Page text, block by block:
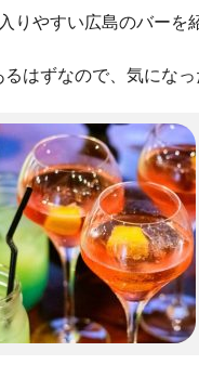
りやすい広島のバーを
はずなので、気にな